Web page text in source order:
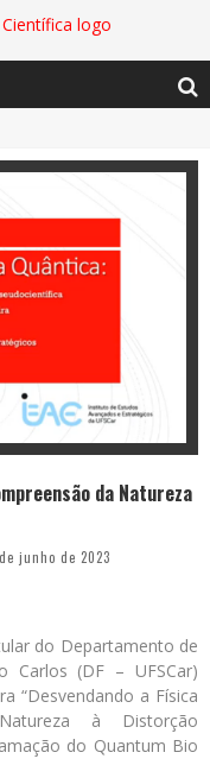
Baú de Histórias - A jamais imaginada aventura com os moinhos de vento
da Natureza
junho de 2023
do Departamento de
Carlos (DF – UFSCar)
“Desvendando a Física
à Distorção
do Quantum Bio